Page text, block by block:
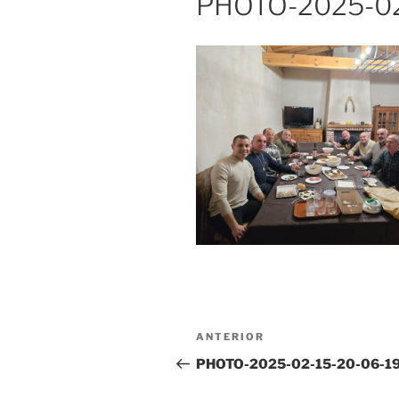
Navegación
de
Entrada
anterior:
ANTERIOR
PHOTO-2025-02-15-20-06-